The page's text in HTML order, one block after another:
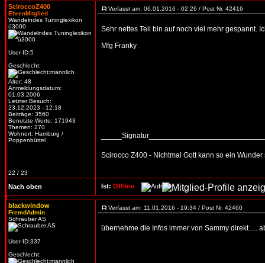
SciroccoZ400
EhrenMitglied
Wandelndes Tuninglexikon
ü3000
User-ID:5
Geschlecht:
Alter: 48
Anmeldungsdatum:
01.03.2006
Letzter Besuch:
23.12.2023 - 12:18
Beiträge: 3560
Benutzte Worte: 171943
Themen: 270
Wohnort: Hamburg /
Poppenbüttel
22 / 23
Verfasst am: 06.01.2016 - 02:26 / Post Nr. 42416
Sehr nettes Teil bin auf noch viel mehr gespannt.
Mfg Franky
Scirocco Z400 - Nichtmal Gott kann so ein Wunder
Nach oben Ist: Offline
blackwindow
FremdAdmin
Schrauber AS
User-ID:337
Geschlecht:
Verfasst am: 11.01.2016 - 19:34 / Post Nr. 42460
übernehme die Infos immer von Sammy direkt.....